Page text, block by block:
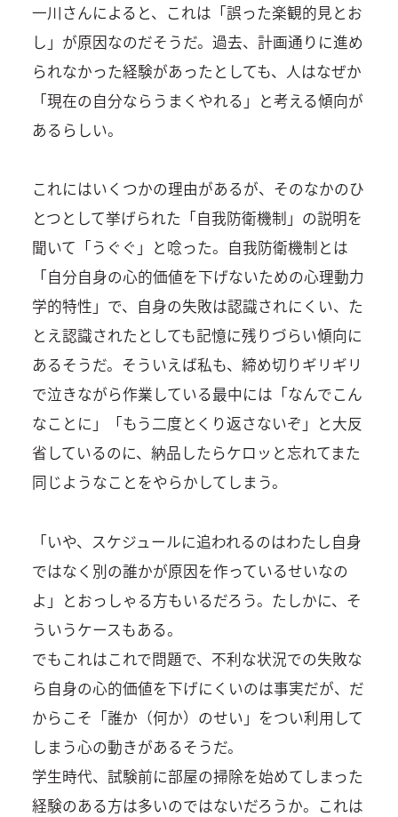
一川さんによると、これは「誤った楽観的見とお
し」が原因なのだそうだ。過去、計画通りに進め
られなかった経験があったとしても、人はなぜか
「現在の自分ならうまくやれる」と考える傾向が
あるらしい。
これにはいくつかの理由があるが、そのなかのひ
とつとして挙げられた「自我防衛機制」の説明を
聞いて「うぐぐ」と唸った。自我防衛機制とは
「自分自身の心的価値を下げないための心理動力
学的特性」で、自身の失敗は認識されにくい、た
とえ認識されたとしても記憶に残りづらい傾向に
あるそうだ。そういえば私も、締め切りギリギリ
で泣きながら作業している最中には「なんでこん
なことに」「もう二度とくり返さないぞ」と大反
省しているのに、納品したらケロッと忘れてまた
同じようなことをやらかしてしまう。
「いや、スケジュールに追われるのはわたし自身
ではなく別の誰かが原因を作っているせいなの
よ」とおっしゃる方もいるだろう。たしかに、そ
ういうケースもある。
でもこれはこれで問題で、不利な状況での失敗な
ら自身の心的価値を下げにくいのは事実だが、だ
からこそ「誰か（何か）のせい」をつい利用して
しまう心の動きがあるそうだ。
学生時代、試験前に部屋の掃除を始めてしまった
経験のある方は多いのではないだろうか。これは